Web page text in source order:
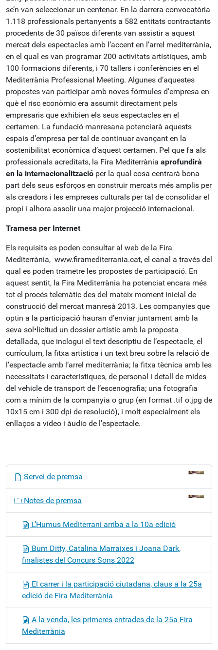
se’n van seleccionar un centenar. En la darrera convocatòria
1.118 professionals pertanyents a 582 entitats contractants
procedents de 30 països diferents van assistir a aquest
mercat dels espectacles amb l’accent en l’arrel mediterrània,
en el qual es van programar 200 activitats artístiques, amb
100 formacions diferents, i 70 tallers i conferències en el
Mediterrània Professional Meeting. Algunes d’aquestes
propostes van participar amb noves fórmules d’empresa en
què el risc econòmic era assumit directament pels
empresaris que exhibien els seus espectacles en el
certamen. La fundació manresana potenciarà aquests
espais d’empresa per tal de continuar avançant en la
sostenibilitat econòmica d’aquest certamen. Pel que fa als
professionals acreditats, la Fira Mediterrània aprofundirà
en la internacionalització per la qual cosa centrarà bona
part dels seus esforços en construir mercats més amplis per
als creadors i les empreses culturals per tal de consolidar el
propi i alhora assolir una major projecció internacional.
Tramesa per Internet
Els requisits es poden consultar al web de la Fira
Mediterrània, www.firamediterrania.cat, el canal a través del
qual es poden trametre les propostes de participació. En
aquest sentit, la Fira Mediterrània ha potenciat encara més
tot el procés telemàtic des del mateix moment inicial de
construcció del mercat manresà 2013. Les companyies que
optin a la participació hauran d’enviar juntament amb la
seva sol•licitud un dossier artístic amb la proposta
detallada, que inclogui el text descriptiu de l’espectacle, el
currículum, la fitxa artística i un text breu sobre la relació de
l’espectacle amb l’arrel mediterrània; la fitxa tècnica amb les
necessitats i característiques, de personal i detall de mides
del vehicle de transport de l’escenografia; una fotografia
com a mínim de la companyia o grup (en format .tif o.jpg de
10x15 cm i 300 dpi de resolució), i molt especialment els
enllaços a vídeo i àudio de l’espectacle.
Servei de premsa
Notes de premsa
L’Humus Mediterrani arriba a la 10a edició
Bum Ditty, Catalina Marraixes i Joana Dark,
finalistes del Concurs Sons 2022
El carrer i la participació ciutadana, claus a la 25a
edició de Fira Mediterrània
A la venda, les primeres entrades de la 25a Fira
Mediterrània